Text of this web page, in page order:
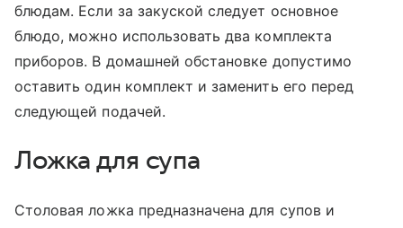
блюдам. Если за закуской следует основное
блюдо, можно использовать два комплекта
приборов. В домашней обстановке допустимо
оставить один комплект и заменить его перед
следующей подачей.
Ложка для супа
Столовая ложка предназначена для супов и